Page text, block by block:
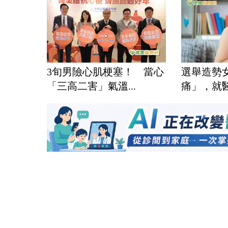
3旬男險心肌梗塞！ 當心
「三高二害」氣溫...
選舉造勢
痛」，就